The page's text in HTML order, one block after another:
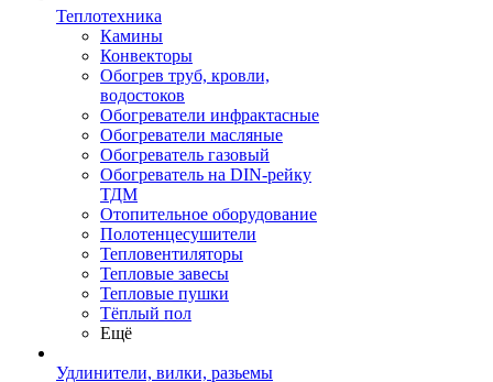
Теплотехника
Камины
Конвекторы
Обогрев труб, кровли,
водостоков
Обогреватели инфрактасные
Обогреватели масляные
Обогреватель газовый
Обогреватель на DIN-рейку
ТДМ
Отопительное оборудование
Полотенцесушители
Тепловентиляторы
Тепловые завесы
Тепловые пушки
Тёплый пол
Ещё
Удлинители, вилки, разьемы